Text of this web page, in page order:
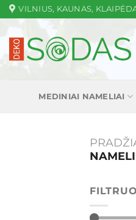
Skip
to
content
VILNIUS, KAUNAS,
MEDINIAI NAMELIAI